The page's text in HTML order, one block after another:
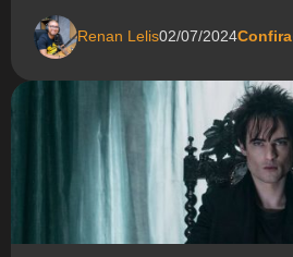
Renan Lelis02/07/2024Confira